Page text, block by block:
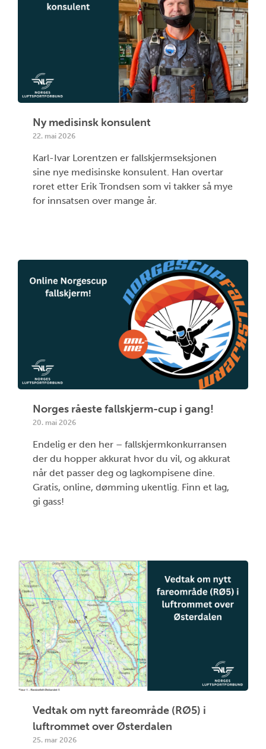
Ny medisinsk konsulent
22. mai 2026
Karl-Ivar Lorentzen er fallskjermseksjonen
sine nye medisinske konsulent. Han overtar
roret etter Erik Trondsen som vi takker så mye
for innsatsen over mange år.
Norges råeste fallskjerm-cup i gang!
20. mai 2026
Endelig er den her – fallskjermkonkurransen
der du hopper akkurat hvor du vil, og akkurat
når det passer deg og lagkompisene dine.
Gratis, online, dømming ukentlig. Finn et lag,
gi gass!
Vedtak om nytt fareområde (RØ5) i
luftrommet over Østerdalen
25. mar 2026